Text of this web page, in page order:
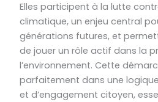
Elles participent à la lutte
climatique, un enjeu central
générations futures, et
de jouer un rôle actif dans la
l’environnement. Cette
parfaitement dans une
et d’engagement citoyen,